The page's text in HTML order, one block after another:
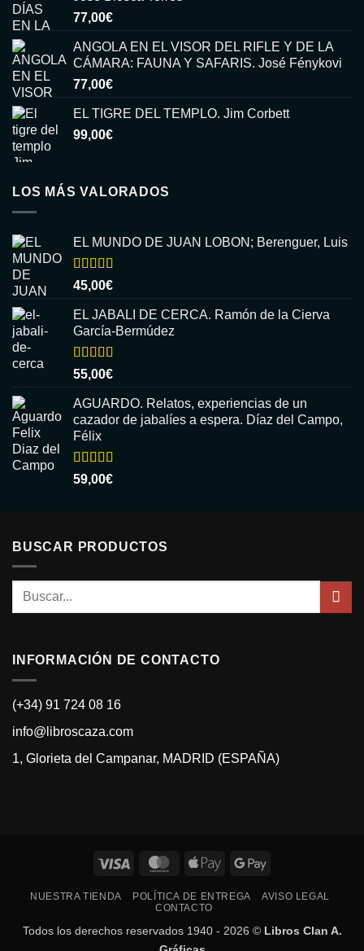
77,00€
ANGOLA EN EL VISOR DEL RIFLE Y DE LA
CÁMARA: FAUNA Y SAFARIS. José Fénykovi
77,00€
EL TIGRE DEL TEMPLO. Jim Corbett
99,00€
LOS MÁS VALORADOS
EL MUNDO DE JUAN LOBON; Berenguer, Luis
Valorado
con
5
45,00€
EL JABALI DE CERCA. Ramón de la Cierva
García-Bermúdez
Valorado
con
5
55,00€
AGUARDO. Relatos, experiencias de un
cazador de jabalíes a espera. Díaz del Campo,
Félix
Valorado
con
59,00€
BUSCAR PRODUCTOS
Buscar
INFORMACIÓN DE CONTACTO
(+34) 91 724 08 16
info@libroscaza.com
1, Glorieta del Campanar, MADRID (ESPAÑA)
Visa MasterCardApple
Google
NUESTRA TIENDA POLÍTICA DE ENTREGA
AVISO LEGAL
CONTACTO
Todos los derechos reservados 1940 - 2026 © Libros Clan A.